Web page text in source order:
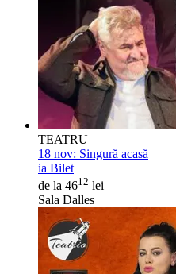
TEATRU
18 nov: Singură acasă
ia Bilet
de la 4612 lei
Sala Dalles